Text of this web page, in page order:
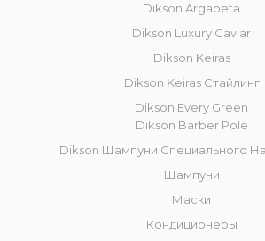
Dikson Argabeta
Dikson Luxury Caviar
Dikson Keiras
Dikson Keiras Стайлинг
Dikson Every Green
Dikson Barber Pole
Dikson Шампуни Специального
Шампуни
Маски
Кондиционеры